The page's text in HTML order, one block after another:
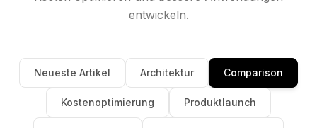
entwickeln.
Neueste Artikel Architektur Comparison
Kostenoptimierung Produktlaunch